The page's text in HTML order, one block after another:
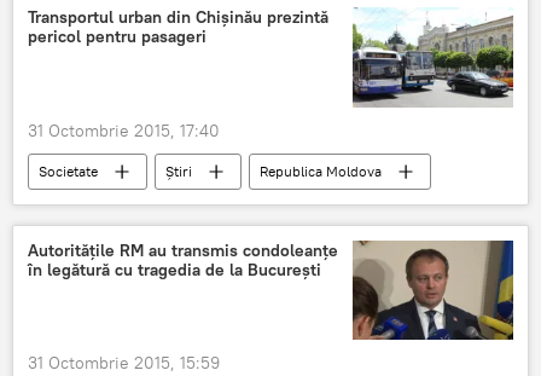
Klaus Iohannis
Vladimir Putin
condoleanţe
tragedie
Incendiu în clubul "Colectiv" din Bucureşti
Transportul urban din Chișinău prezintă
pericol pentru pasageri
31 Octombrie 2015, 17:40
Societate Știri
Republica Moldova
Chișinău
pasageri
pericol
transport public
defecțiuni tehnice
Autorităţile RM au transmis condoleanţe
în legătură cu tragedia de la Bucureşti
31 Octombrie 2015, 15:59